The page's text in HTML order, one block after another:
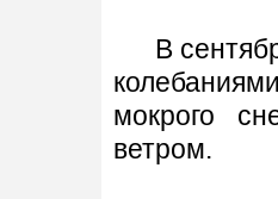
В
мокрого
ветром.